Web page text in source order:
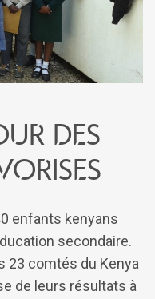
DES
enfants kenyans
secondaire.
23 comtés du Kenya
de leurs résultats à